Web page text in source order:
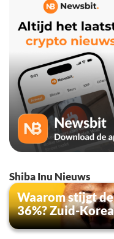
Shiba Inu Nieuws
Waarom stijgt
36%? Zuid-